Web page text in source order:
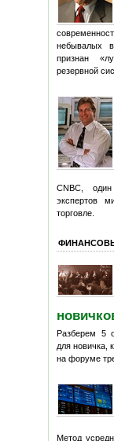
небывалых
признан
резервной
CNBC,
экспертов
торговле.
Разберем 5
для новичка,
на форуме
Метод